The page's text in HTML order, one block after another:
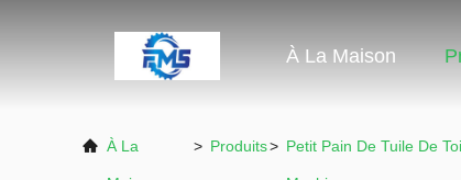
À La Maison
À La > Produits> Petit Pain De Tuile De